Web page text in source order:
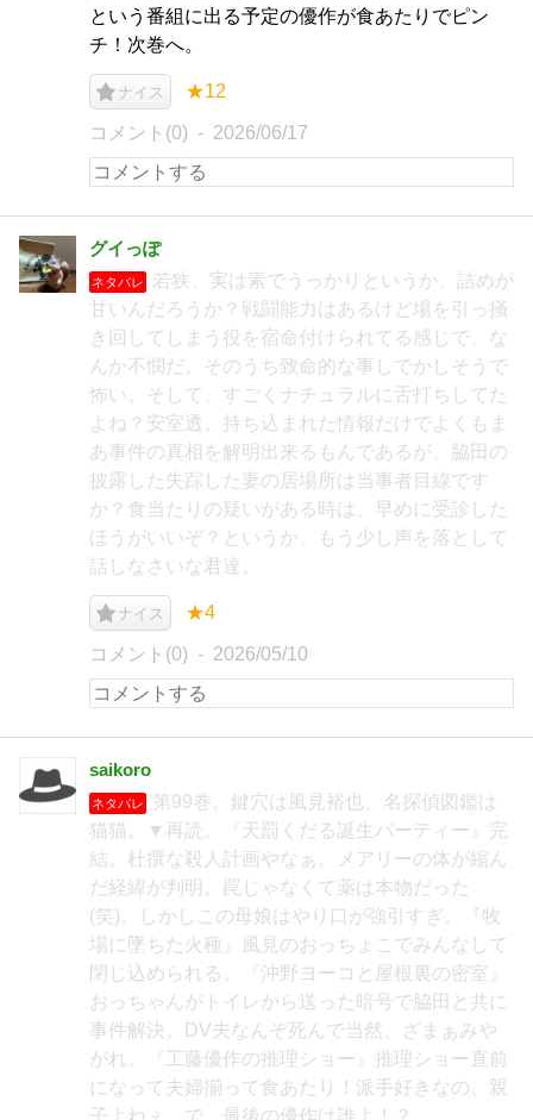
という番組に出る予定の優作が食あたりでピン
チ！次巻へ。
ナイス ★12
コメント(0) 2026/06/17
グイっぽ
ネタバレ
若狭、実は素でうっかりというか、詰めが
甘いんだろうか？戦闘能力はあるけど場を引っ掻
き回してしまう役を宿命付けられてる感じで、な
んか不憫だ。そのうち致命的な事しでかしそうで
怖い。そして、すごくナチュラルに舌打ちしてた
よね？安室透。持ち込まれた情報だけでよくもま
あ事件の真相を解明出来るもんであるが、脇田の
披露した失踪した妻の居場所は当事者目線です
か？食当たりの疑いがある時は、早めに受診した
ほうがいいぞ？というか、もう少し声を落として
話しなさいな君達。
ナイス ★4
コメント(0) 2026/05/10
saikoro
ネタバレ
第99巻。鍵穴は風見裕也、名探偵図鑑は
猫猫。▼再読。『天罰くだる誕生パーティー』完
結。杜撰な殺人計画やなぁ。メアリーの体が縮ん
だ経緯が判明。罠じゃなくて薬は本物だった
(笑)。しかしこの母娘はやり口が強引すぎ。『牧
場に墜ちた火種』風見のおっちょこでみんなして
閉じ込められる。『沖野ヨーコと屋根裏の密室』
おっちゃんがトイレから送った暗号で脇田と共に
事件解決。DV夫なんぞ死んで当然、ざまぁみや
がれ。『工藤優作の推理ショー』推理ショー直前
になって夫婦揃って食あたり！派手好きなの、親
子よねぇ。で、最後の優作は誰よ！？